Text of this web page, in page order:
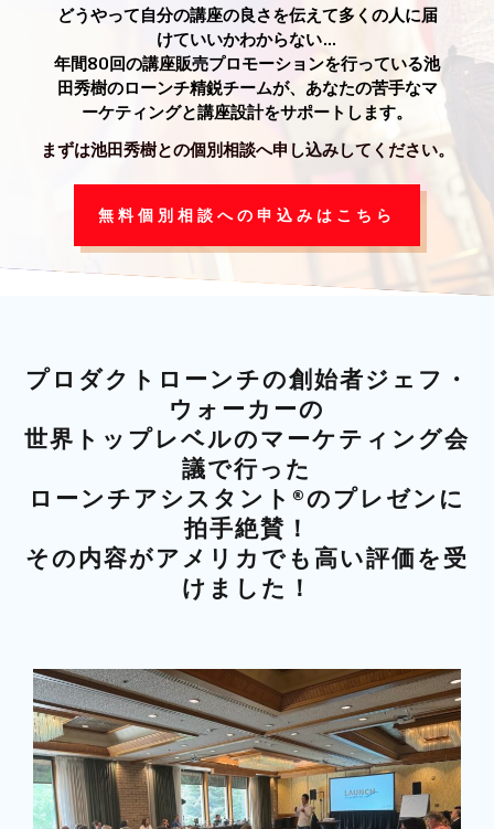
どうやって自分の講座の良さを伝えて多くの人に届
けていいかわからない…
年間80回の講座販売プロモーションを行っている池
田秀樹のローンチ精鋭チームが、あなたの苦手なマ
ーケティングと講座設計をサポートします。
まずは池田秀樹との個別相談へ申し込みしてください。
無料個別相談への申込みはこちら
プロダクトローンチの創始者ジェフ・
ウォーカーの
世界トップレベルのマーケティング会
議で行った
ローンチアシスタント®のプレゼンに
拍手絶賛！
その内容がアメリカでも高い評価を受
けました ！